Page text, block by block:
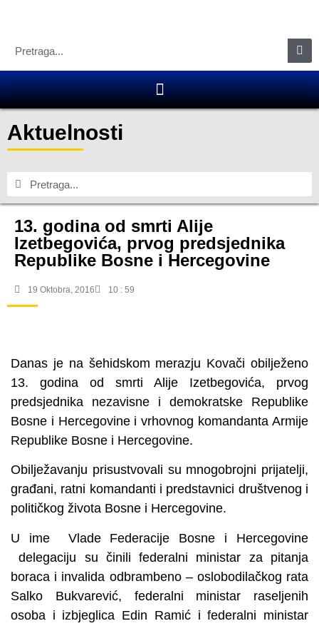
Aktuelnosti
13. godina od smrti Alije
Izetbegovića, prvog predsjednika
Republike Bosne i Hercegovine
19 Oktobra, 2016 10 : 59
Danas je na šehidskom merazju Kovači obilježeno
13. godina od smrti Alije Izetbegovića, prvog
predsjednika nezavisne i demokratske Republike
Bosne i Hercegovine i vrhovnog komandanta Armije
Republike Bosne i Hercegovine.
Obilježavanju prisustvovali su mnogobrojni prijatelji,
građani, ratni komandanti i predstavnici društvenog i
političkog života Bosne i Hercegovine.
U ime Vlade Federacije Bosne i Hercegovine
delegaciju su činili federalni ministar za pitanja
boraca i invalida odbrambeno – oslobodilačkog rata
Salko Bukvarević, federalni ministar raseljenih
osoba i izbjeglica Edin Ramić i federalni ministar